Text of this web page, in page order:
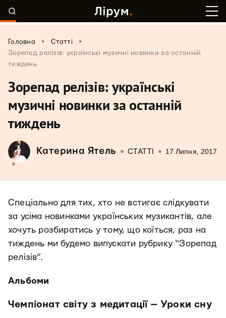
Головна > Статті
>
Зорепад релізів: українські музичні новинки за останній
тиждень
Зорепад релізів: українські
музичні новинки за останній
тиждень
Катерина Ятель СТАТТІ 17 Липня, 2017
Спеціально для тих, хто не встигає слідкувати
за усіма новинками українських музикантів, але
хочуть розбиратись у тому, що коїться, раз на
тиждень ми будемо випускати рубрику “Зорепад
релізів”.
Альбоми
Чемпіонат світу з медитації — Уроки сну